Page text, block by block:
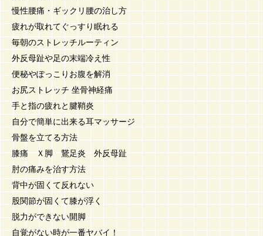
慢性腰痛・ギックリ腰の治し方
疲れが取れてぐっすり眠れる
毎朝のストレッチルーティン
外反母趾や足の末端冷え性
便秘やぽっこりお腹を解消
お尻ストレッチ 坐骨神経痛
手と指の疲れと腱鞘炎
自分で簡単に出来る耳マッサージ
骨盤を立てる方法
膝痛 Ｘ脚 鵞足炎 外反母趾
肘の痛みを治す方法
背中が固くて反れない
股関節が固くて膝が浮く
脱力ができない開脚
自覚がない時が一番ヤバイ！